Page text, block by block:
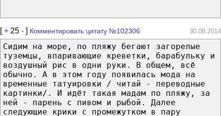
[+ 25 - ] Комментировать цитату №102306 30.08.2014
Сидим на море, по пляжу бегают загорелые
туземцы, впаривающие креветки, барабульку и
воздушный рис в одни руки. В общем, всё
обычно. А в этом году появилась мода на
временные татуировки / читай - переводные
картинки/. И идёт такая мадам по пляжу, за
ней - парень с пивом и рыбой. Далее
следующие крики с промежутком в пару